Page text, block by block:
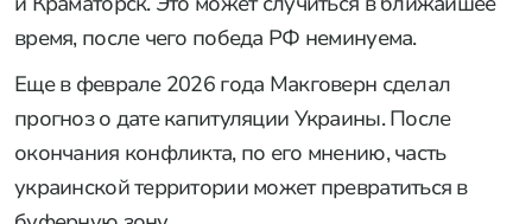
время, после чего победа РФ неминуема.
Еще в феврале 2026 года Макговерн сделал
прогноз о дате капитуляции Украины. После
окончания конфликта, по его мнению, часть
украинской территории может превратиться в